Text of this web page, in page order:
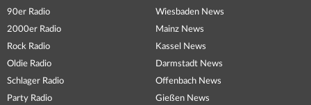
90er Radio
2000er Radio
Rock Radio
Oldie Radio
Schlager Radio
Party Radio
Wiesbaden News
Mainz News
Kassel News
Darmstadt News
Offenbach News
Gießen News